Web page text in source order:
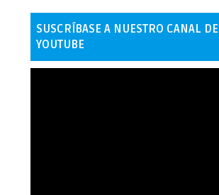
SUSCRÍBASE A NUESTRO CANAL DE
YOUTUBE